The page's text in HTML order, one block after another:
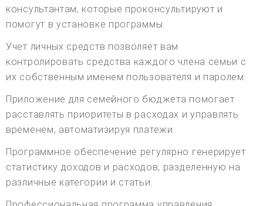
консультантам, которые проконсультируют и
помогут в установке программы.
Учет личных средств позволяет вам
контролировать средства каждого члена семьи с
их собственным именем пользователя и паролем.
Приложение для семейного бюджета помогает
расставлять приоритеты в расходах и управлять
временем, автоматизируя платежи.
Программное обеспечение регулярно генерирует
статистику доходов и расходов, разделенную на
различные категории и статьи.